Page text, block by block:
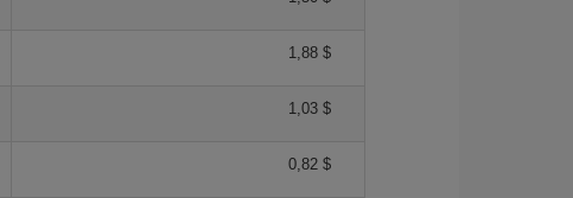
1,88 $
1,03 $
0,82 $